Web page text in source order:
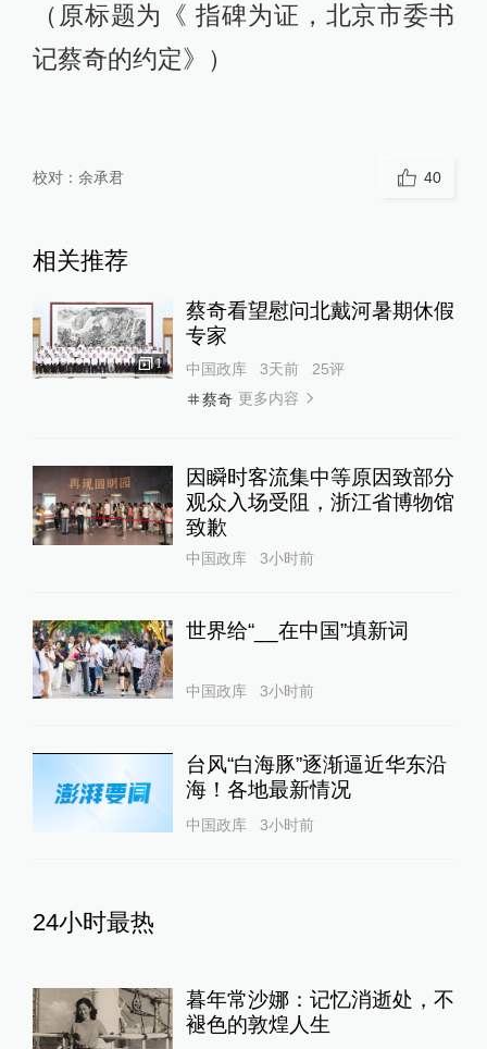
（原标题为《 指碑为证，北京市委书
记蔡奇的约定》）
校对： 余承君 40
相关推荐
1
蔡奇看望慰问北戴河暑期休假
专家
中国政库 3天前 25评
蔡奇 更多内容
因瞬时客流集中等原因致部分
观众入场受阻，浙江省博物馆
致歉
中国政库 3小时前
世界给“__在中国”填新词
中国政库 3小时前
台风“白海豚”逐渐逼近华东沿
海！各地最新情况
中国政库 3小时前
24小时最热
暮年常沙娜：记忆消逝处，不
褪色的敦煌人生